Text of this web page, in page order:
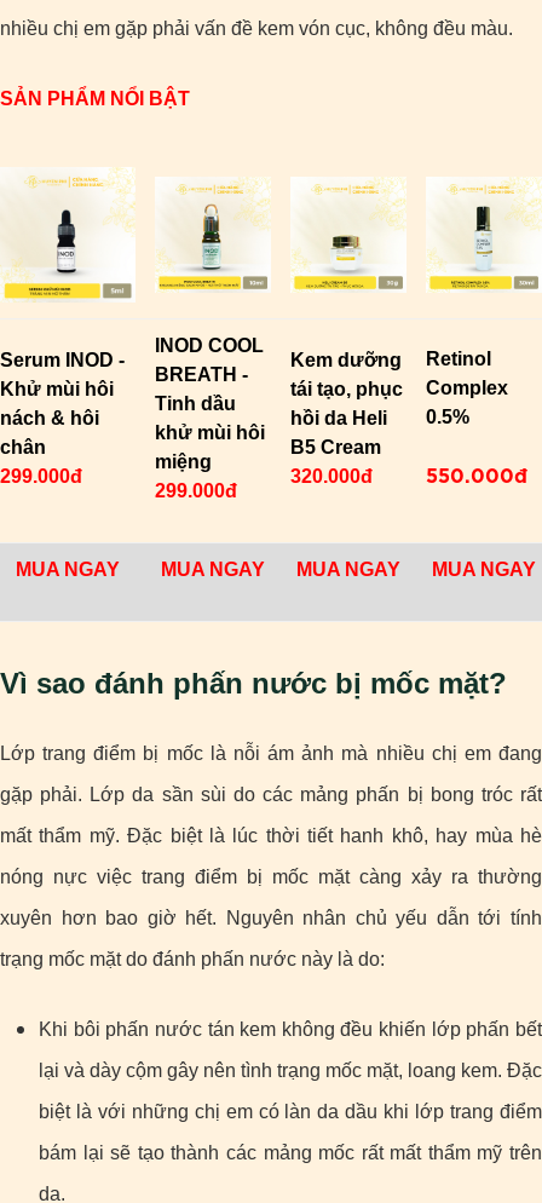
nhiều chị em gặp phải vấn đề kem vón cục, không đều màu.
SẢN PHẨM NỔI BẬT
Serum INOD -
Khử mùi hôi
nách & hôi
chân
299.000đ
INOD COOL
BREATH -
Tinh dầu
khử mùi hôi
miệng
299.000đ
Kem dưỡng
tái tạo, phục
hồi da Heli
B5 Cream
320.000đ
Retinol
Complex
0.5%
550.000đ
MUA NGAY MUA NGAY MUA NGAY MUA NGAY
Vì sao đánh phấn nước bị mốc mặt?
Lớp trang điểm bị mốc là nỗi ám ảnh mà nhiều chị em đang
gặp phải. Lớp da sần sùi do các mảng phấn bị bong tróc rất
mất thẩm mỹ. Đặc biệt là lúc thời tiết hanh khô, hay mùa hè
nóng nực việc trang điểm bị mốc mặt càng xảy ra thường
xuyên hơn bao giờ hết. Nguyên nhân chủ yếu dẫn tới tính
trạng mốc mặt do đánh phấn nước này là do:
Khi bôi phấn nước tán kem không đều khiến lớp phấn bết
lại và dày cộm gây nên tình trạng mốc mặt, loang kem. Đặc
biệt là với những chị em có làn da dầu khi lớp trang điểm
bám lại sẽ tạo thành các mảng mốc rất mất thẩm mỹ trên
da.